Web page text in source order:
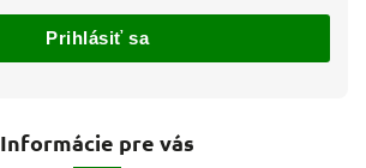
Informácie pre vás
Prihlásiť sa